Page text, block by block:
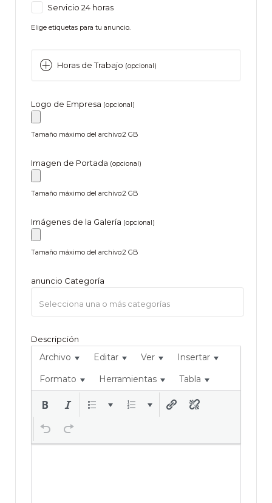
Servicio 24 horas
Elige etiquetas para tu anuncio.
Horas de Trabajo (opcional)
Logo de Empresa (opcional)
Tamaño máximo del archivo:2 GB
Imagen de Portada (opcional)
Tamaño máximo del archivo:2 GB
Imágenes de la Galería (opcional)
Tamaño máximo del archivo:2 GB
anuncio Categoría
Descripción
Archivo Editar Ver
Insertar
Formato
Herramientas Tabla